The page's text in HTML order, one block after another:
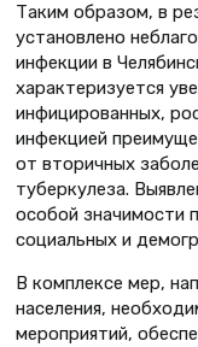
Таким образом, в
установлено
инфекции в
характеризуется
инфицированных,
инфекцией
от вторичных
туберкулеза.
особой значимости
социальных и
В комплексе мер,
населения,
мероприятий,